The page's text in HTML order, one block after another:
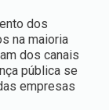
dos
na maioria
dos canais
pública se
empresas